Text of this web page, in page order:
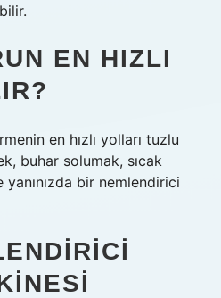
EN HIZLI
en hızlı yolları tuzlu
buhar solumak, sıcak
bir nemlendirici